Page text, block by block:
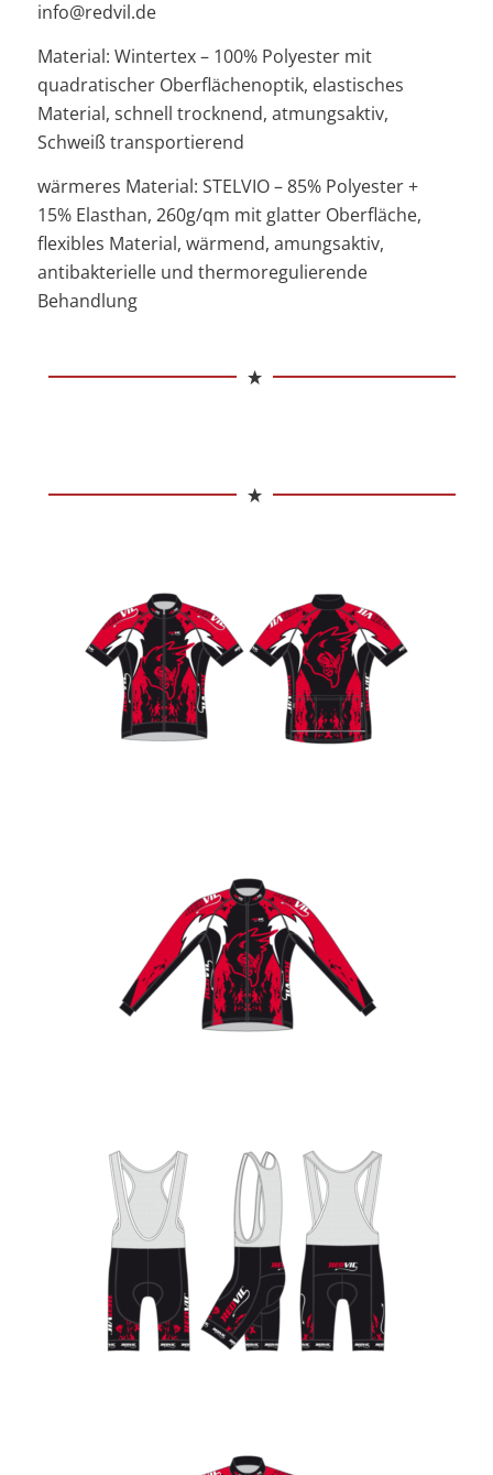
info@redvil.de
Material: Wintertex – 100% Polyester mit
quadratischer Oberflächenoptik, elastisches
Material, schnell trocknend, atmungsaktiv,
Schweiß transportierend
wärmeres Material: STELVIO – 85% Polyester +
15% Elasthan, 260g/qm mit glatter Oberfläche,
flexibles Material, wärmend, amungsaktiv,
antibakterielle und thermoregulierende
Behandlung